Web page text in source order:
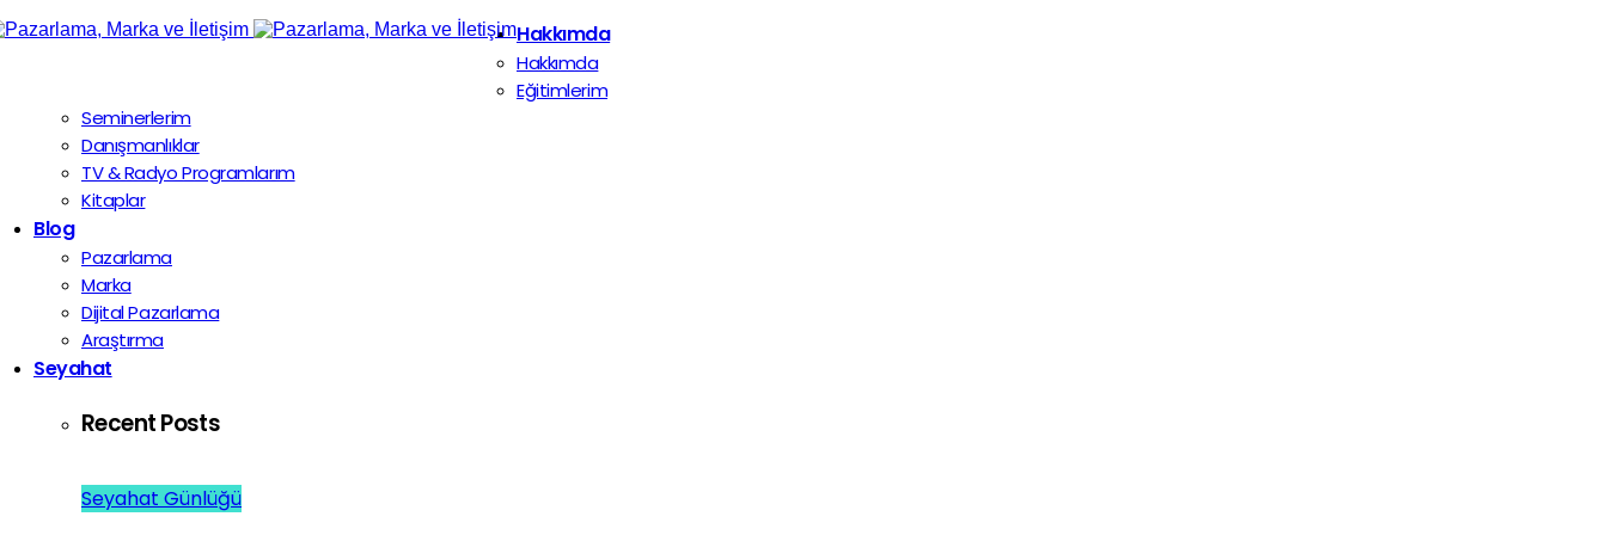
Hakkımda
Hakkımda
Eğitimlerim
Seminerlerim
Danışmanlıklar
TV & Radyo Programlarım
Kitaplar
Blog
Pazarlama
Marka
Dijital Pazarlama
Araştırma
Seyahat
Recent Posts
Seyahat Günlüğü